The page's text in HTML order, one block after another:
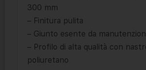
300 mm
– Finitura pulita
– Giunto esente da
– Profilo di alta qualità con
poliuretano